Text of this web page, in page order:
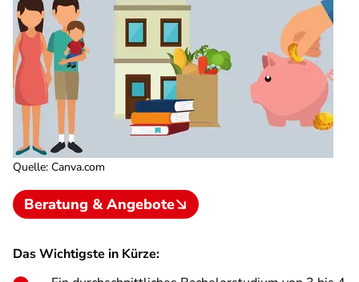
Quelle: Canva.com
Beratung & Angebote
Das Wichtigste in Kürze: